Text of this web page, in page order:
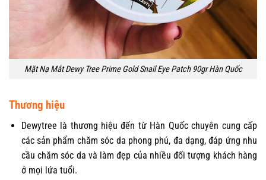
Mặt Nạ Mắt Dewy Tree Prime Gold Snail Eye Patch 90gr Hàn Quốc
Thương hiệu
Dewytree là thương hiệu đến từ Hàn Quốc chuyên cung cấp
các sản phẩm chăm sóc da phong phú, đa dạng, đáp ứng nhu
cầu chăm sóc da và làm đẹp của nhiều đối tượng khách hàng
ở mọi lứa tuổi.